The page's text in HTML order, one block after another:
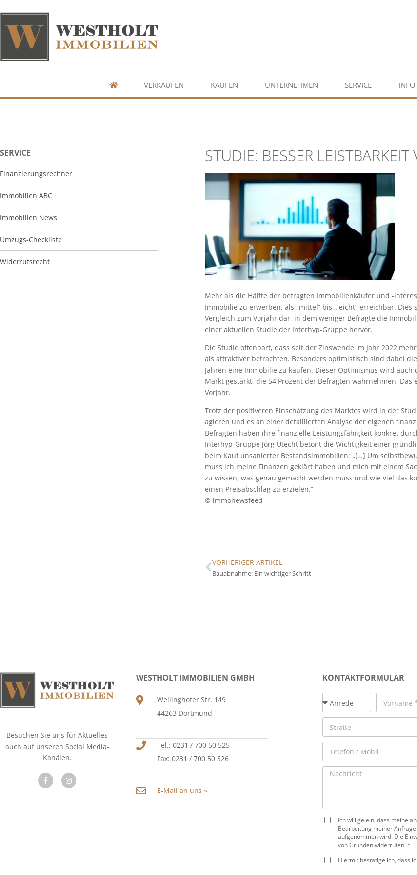
VERKAUFEN KAUFEN UNTERNEHMEN SERVICE
SERVICE
Finanzierungsrechner
Immobilien ABC
Immobilien News
Umzugs-Checkliste
Widerrufsrecht
STUDIE: BESSER
Mehr als die Hälfte der befragten Immobilienkäufer und -
Immobilie zu erwerben, als „mittel“ bis „leicht“ erreichbar.
Vergleich zum Vorjahr dar, in dem weniger Befragte die
einer aktuellen Studie der Interhyp-Gruppe hervor.
Die Studie offenbart, dass seit der Zinswende im Jahr 2022
als attraktiver betrachten. Besonders optimistisch sind dabei
Jahren eine Immobilie zu kaufen. Dieser Optimismus wird
Markt gestärkt, die 54 Prozent der Befragten wahrnehmen.
Vorjahr.
Trotz der positiveren Einschätzung des Marktes wird in der
agieren und es an einer detaillierten Analyse der eigenen
Befragten haben ihre finanzielle Leistungsfähigkeit konkret
Interhyp-Gruppe Jörg Utecht betont die Wichtigkeit einer
beim Kauf unsanierter Bestandsimmobilien: „[…] Um
muss ich meine Finanzen geklärt haben und mich mit einem
zu wissen, was genau gemacht werden muss und wie viel das
einen Preisabschlag zu erzielen.“
© immonewsfeed
VORHERIGER ARTIKEL
Bauabnahme: Ein wichtiger Schritt
Besuchen Sie uns für Aktuelles
auch auf unseren Social Media-
Kanälen.
WESTHOLT IMMOBILIEN GMBH
Wellinghofer Str. 149
44263 Dortmund
Tel.: 0231 / 700 50 525
Fax: 0231 / 700 50 526
E-Mail an uns »
KONTAKTFORMULAR
Ich willige ein, dass meine
Bearbeitung meiner
aufgenommen wird. Die
von Gründen widerrufen. *
Hiermit bestätige ich, dass